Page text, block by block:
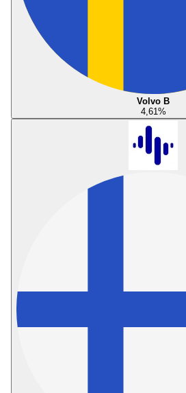
Volvo B
4,61%